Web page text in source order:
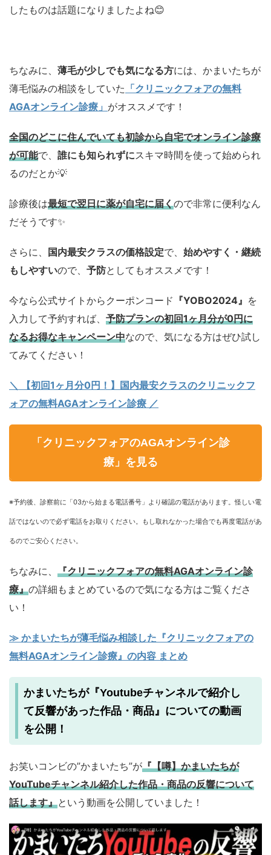
したものは話題になりましたよね😊
ちなみに、 薄毛が少しでも気になる方には、かまいたちが
薄毛悩みの相談をしていた 「クリニックフォアの無料
AGAオンライン診療」 がオススメです！
全国のどこに住んでいても初診から自宅でオンライン診療
が可能で、 誰にも知られずにスキマ時間を使って始められ
るのだとか💡
診療後は最短で翌日に薬が自宅に届くので非常に便利なん
だそうです✨
さらに、 国内最安クラスの価格設定で、 始めやすく・継続
もしやすいので、 予防としてもオススメです！
今なら公式サイトからクーポンコード 『YOBO2024』 を
入力して予約すれば、 予防プランの初回1ヶ月分が0円に
なるお得なキャンペーン中なので、気になる方はぜひ試し
てみてください！
＼ 【初回1ヶ月分0円！】国内最安クラスのクリニックフ
ォアの無料AGAオンライン診療 ／
「クリニックフォアのAGAオンライン診
療」を見る
※予約後、診察前に「03から始まる電話番号」より確認の電話があります。怪しい電
話ではないので必ず電話をお取りください。もし取れなかった場合でも再度電話があ
るのでご安心ください。
ちなみに、 『クリニックフォアの無料AGAオンライン診
療』の詳細もまとめているので気になる方はご覧くださ
い！
≫ かまいたちが薄毛悩み相談した『クリニックフォアの
無料AGAオンライン診療』の内容 まとめ
かまいたちが『Youtubeチャンネルで紹介し
て反響があった作品・商品』についての動画
を公開！
お笑いコンビの”かまいたち”が『【噂】かまいたちが
YouTubeチャンネル紹介した作品・商品の反響について
話します』という動画を公開していました！